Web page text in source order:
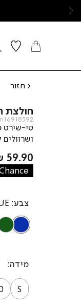
חזור
חולצת
טי-שירט
מחיר
מוצר
59.90 ₪
צבע
BLUE
מידה
S